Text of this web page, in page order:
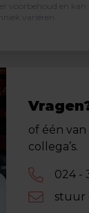
voorbehoud en
variëren.
of één
collega’s.
024 -
stuur